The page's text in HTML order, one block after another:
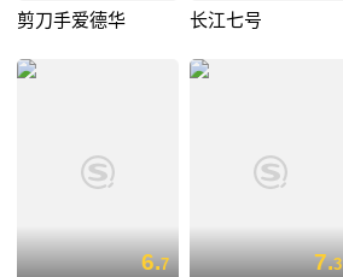
剪刀手爱德华 长江七号
6.7 7.3